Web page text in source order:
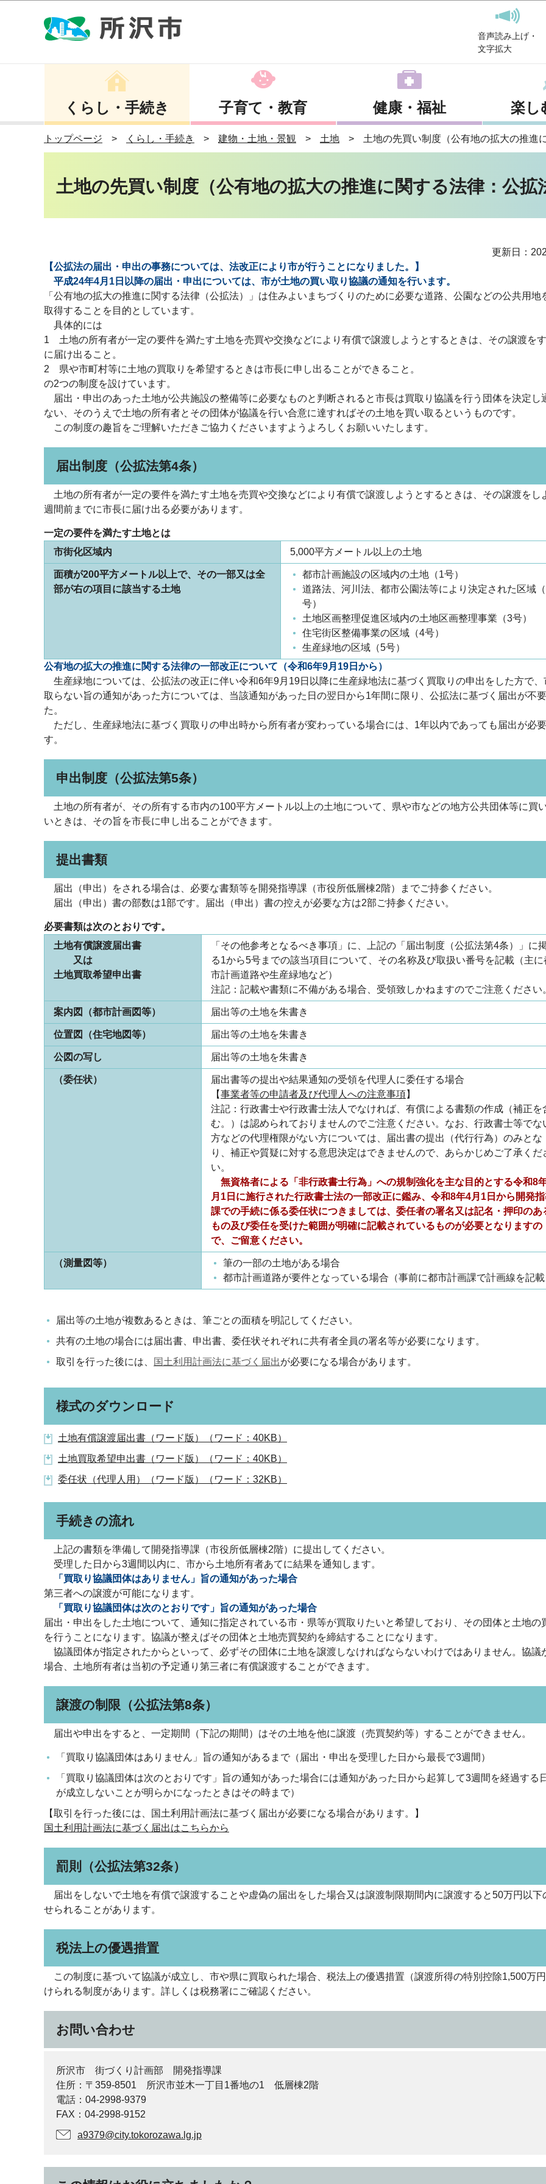
音声読み上げ・
文字拡大
くらし・手続き 子育て・教育 健康・福祉 楽し
トップページ くらし・手続き 建物・土地・景観 土地 土地の先買い制度（公有地の拡大の推進
土地の先買い制度（公有地の拡大の推進に関する法律：公拡
更新日：
【公拡法の届出・申出の事務については、法改正により市が行うことになりました。】
平成24年4月1日以降の届出・申出については、 市が土地の買い取り協議の通知を行います。
「公有地の拡大の推進に関する法律（公拡法）」は住みよいまちづくりのために必要な道路、公園などの公共用地
取得することを目的としています。
具体的には
1 土地の所有者が一定の要件を満たす土地を売買や交換などにより有償で譲渡しようとするときは、その譲渡を
に届け出ること。
2 県や市町村等に土地の買取りを希望するときは市長に申し出ることができること。
の2つの制度を設けています。
届出・申出のあった土地が公共施設の整備等に必要なものと判断されると市長は買取り協議を行う団体を決定し
ない、そのうえで土地の所有者とその団体が協議を行い合意に達すればその土地を買い取るというものです。
この制度の趣旨をご理解いただきご協力くださいますようよろしくお願いいたします。
届出制度（公拡法第4条）
土地の所有者が一定の要件を満たす土地を売買や交換などにより有償で譲渡しようとするときは、その譲渡をし
週間前までに市長に届け出る必要があります。
一定の要件を満たす土地とは
市街化区域内
5,000平方メートル以上の土地
面積が200平方メートル以上で、その一部又は全
部が右の項目に該当する土地
都市計画施設の区域内の土地（1号）
道路法、河川法、都市公園法等により決定された区域
号）
土地区画整理促進区域内の土地区画整理事業（3号）
住宅街区整備事業の区域（4号）
生産緑地の区域（5号）
公有地の拡大の推進に関する法律の一部改正について（令和6年9月19日から）
生産緑地については、公拡法の改正に伴い令和6年9月19日以降に生産緑地法に基づく買取りの申出をした方で、
取らない旨の通知があった方については、当該通知があった日の翌日から1年間に限り、公拡法に基づく届出が不
た。
ただし、生産緑地法に基づく買取りの申出時から所有者が変わっている場合には、1年以内であっても届出が必
す。
申出制度（公拡法第5条）
土地の所有者が、その所有する市内の100平方メートル以上の土地について、県や市などの地方公共団体等に買
いときは、その旨を市長に申し出ることができます。
提出書類
届出（申出）をされる場合は、必要な書類等を開発指導課（市役所低層棟2階）までご持参ください。
届出（申出）書の部数は1部です。届出（申出）書の控えが必要な方は2部ご持参ください。
必要書類は次のとおりです。
土地有償譲渡届出書
又は
土地買取希望申出書
「その他参考となるべき事項」に、上記の「届出制度（公拡法第4条）」に
る1から5号までの該当項目について、その名称及び取扱い番号を記載（主に
市計画道路や生産緑地など）
注記：記載や書類に不備がある場合、受領致しかねますのでご注意ください
案内図（都市計画図等） 届出等の土地を朱書き
位置図（住宅地図等） 届出等の土地を朱書き
公図の写し 届出等の土地を朱書き
（委任状）
届出書等の提出や結果通知の受領を代理人に委任する場合
【事業者等の申請者及び代理人への注意事項】
注記：行政書士や行政書士法人でなければ、有償による書類の作成（補正を
む。）は認められておりませんのでご注意ください。なお、行政書士等でな
方などの代理権限がない方については、届出書の提出（代行行為）のみとな
り、補正や質疑に対する意思決定はできませんので、あらかじめご了承くだ
い。
無資格者による「非行政書士行為」への規制強化を主な目的とする令和8
月1日に施行された行政書士法の一部改正に鑑み、令和8年4月1日から開発
課での手続に係る委任状につきましては、委任者の署名又は記名・押印のあ
もの及び委任を受けた範囲が明確に記載されているものが必要となりますの
で、ご留意ください。
（測量図等）
筆の一部の土地がある場合
都市計画道路が要件となっている場合（事前に都市計画課で計画線を記載
届出等の土地が複数あるときは、筆ごとの面積を明記してください。
共有の土地の場合には届出書、申出書、委任状それぞれに共有者全員の署名等が必要になります。
取引を行った後には、
国土利用計画法に基づく届出が必要になる場合があります。
様式のダウンロード
土地有償譲渡届出書（ワード版）（ワード：40KB）
土地買取希望申出書（ワード版）（ワード：40KB）
委任状（代理人用）（ワード版）（ワード：32KB）
手続きの流れ
上記の書類を準備して開発指導課（市役所低層棟2階）に提出してください。
受理した日から3週間以内に、市から土地所有者あてに結果を通知します。
「買取り協議団体はありません」旨の通知があった場合
第三者への譲渡が可能になります。
「買取り協議団体は次のとおりです」旨の通知があった場合
届出・申出をした土地について、通知に指定されている市・県等が買取りたいと希望しており、その団体と土地の
を行うことになります。協議が整えばその団体と土地売買契約を締結することになります。
協議団体が指定されたからといって、必ずその団体に土地を譲渡しなければならないわけではありません。協議
場合、土地所有者は当初の予定通り第三者に有償譲渡することができます。
譲渡の制限（公拡法第8条）
届出や申出をすると、一定期間（下記の期間）はその土地を他に譲渡（売買契約等）することができません。
「買取り協議団体はありません」旨の通知があるまで（届出・申出を受理した日から最長で3週間）
「買取り協議団体は次のとおりです」旨の通知があった場合には通知があった日から起算して3週間を経過する
が成立しないことが明らかになったときはその時まで）
【取引を行った後には、国土利用計画法に基づく届出が必要になる場合があります。】
国土利用計画法に基づく届出はこちらから
罰則（公拡法第32条）
届出をしないで土地を有償で譲渡することや虚偽の届出をした場合又は譲渡制限期間内に譲渡すると50万円以下
せられることがあります。
税法上の優遇措置
この制度に基づいて協議が成立し、市や県に買取られた場合、税法上の優遇措置（譲渡所得の特別控除1,500万
けられる制度があります。詳しくは税務署にご確認ください。
お問い合わせ
所沢市 街づくり計画部 開発指導課
住所：〒359-8501 所沢市並木一丁目1番地の1 低層棟2階
電話：04-2998-9379
FAX：04-2998-9152
a9379@city.tokorozawa.lg.jp